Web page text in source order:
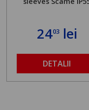
2403lei
DETALII